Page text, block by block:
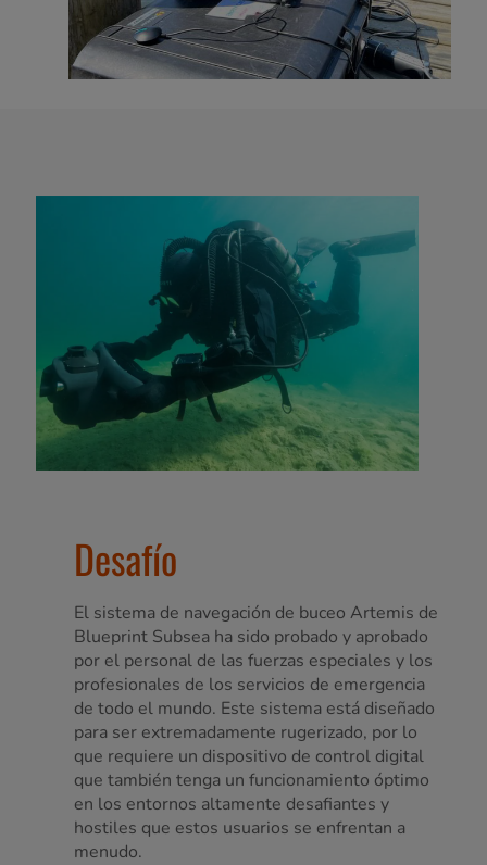
Desafío
El sistema de navegación de buceo Artemis de
Blueprint Subsea ha sido probado y aprobado
por el personal de las fuerzas especiales y los
profesionales de los servicios de emergencia
de todo el mundo. Este sistema está diseñado
para ser extremadamente rugerizado, por lo
que requiere un dispositivo de control digital
que también tenga un funcionamiento óptimo
en los entornos altamente desafiantes y
hostiles que estos usuarios se enfrentan a
menudo.